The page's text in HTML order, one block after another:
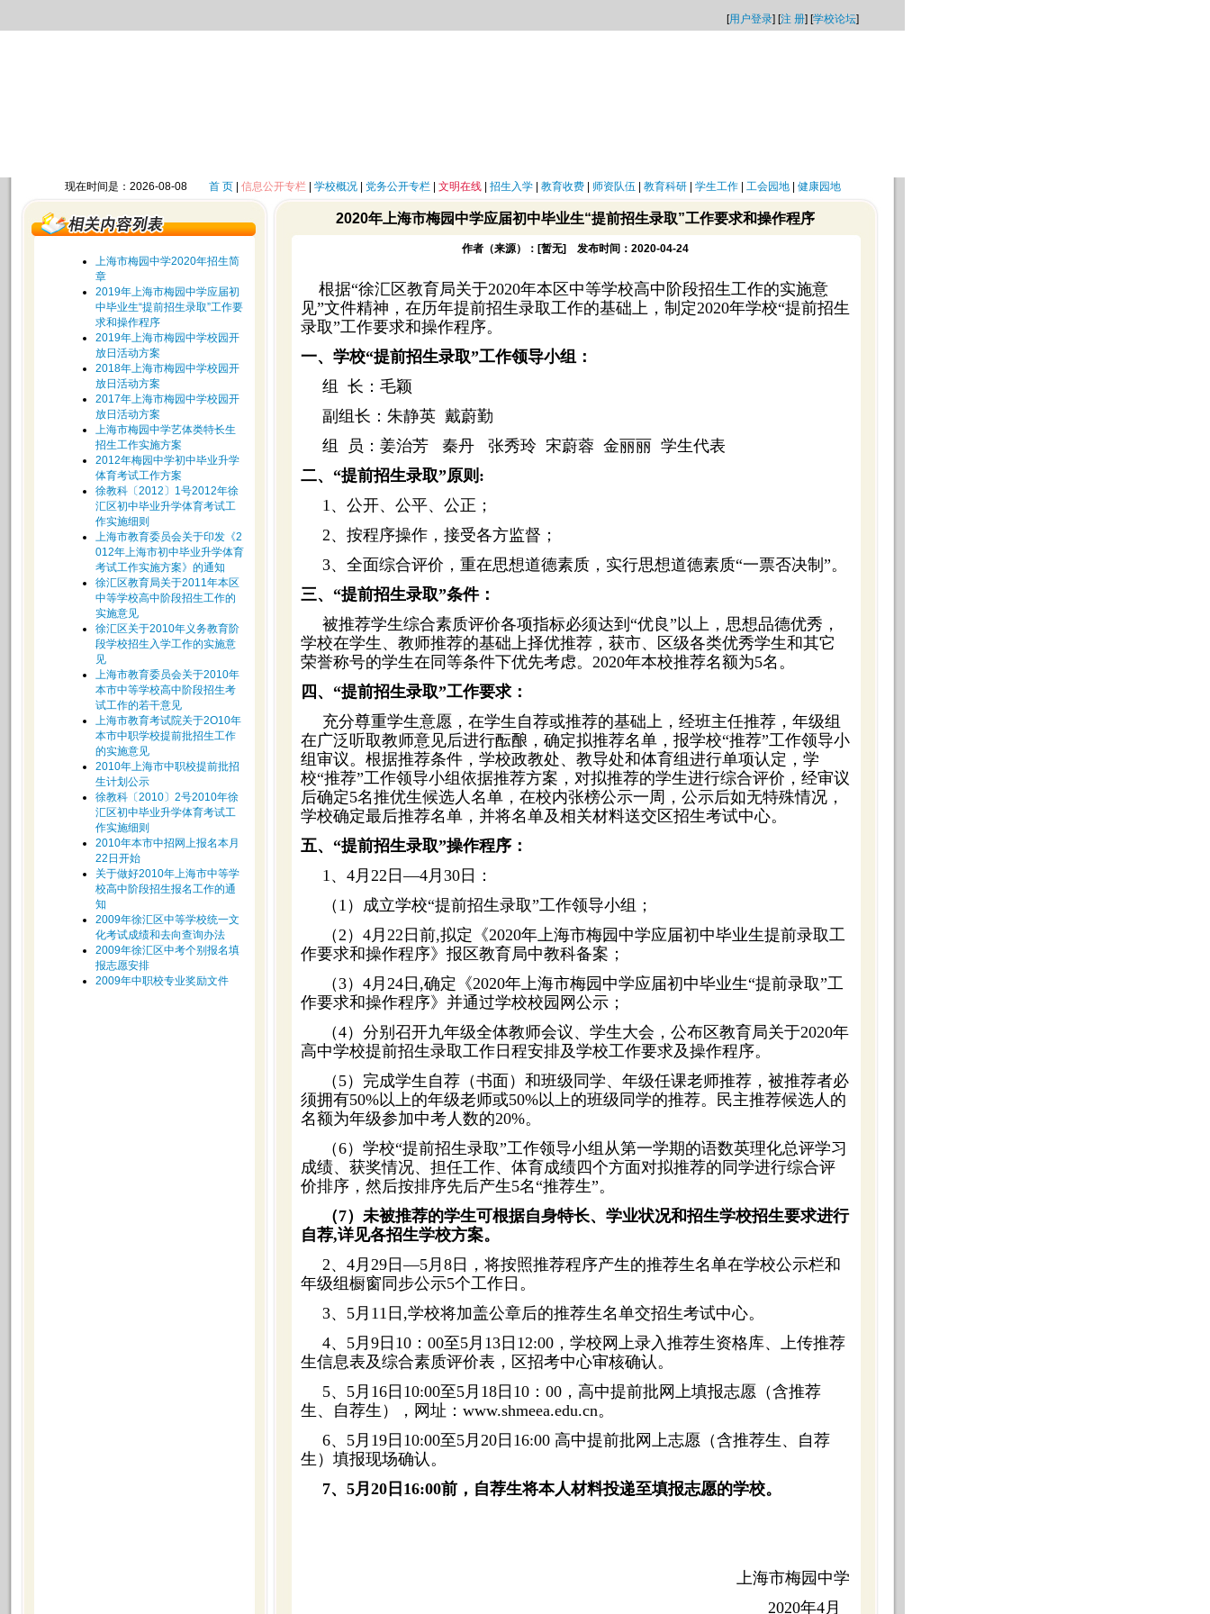
[用户登录] [注 册] [学校论坛]
现在时间是：2026-08-08 首 页| 信息公开专栏| 学校概况| 党务公开专栏| 文明在线| 招生入学| 教育收费| 师资队伍 教育科研| 学生工作| 工会园地| 健康园地
上海市梅园中学2020年招生简
章
2019年上海市梅园中学应届初
中毕业生“提前招生录取”工作要
求和操作程序
2019年上海市梅园中学校园开
放日活动方案
2018年上海市梅园中学校园开
放日活动方案
2017年上海市梅园中学校园开
放日活动方案
上海市梅园中学艺体类特长生
招生工作实施方案
2012年梅园中学初中毕业升学
体育考试工作方案
徐教科〔2012〕1号2012年徐
汇区初中毕业升学体育考试工
作实施细则
上海市教育委员会关于印发《2
012年上海市初中毕业升学体育
考试工作实施方案》的通知
徐汇区教育局关于2011年本区
中等学校高中阶段招生工作的
实施意见
徐汇区关于2010年义务教育阶
段学校招生入学工作的实施意
见
上海市教育委员会关于2010年
本市中等学校高中阶段招生考
试工作的若干意见
上海市教育考试院关于2O10年
本市中职学校提前批招生工作
的实施意见
2010年上海市中职校提前批招
生计划公示
徐教科〔2010〕2号2010年徐
汇区初中毕业升学体育考试工
作实施细则
2010年本市中招网上报名本月
22日开始
关于做好2010年上海市中等学
校高中阶段招生报名工作的通
知
2009年徐汇区中等学校统一文
化考试成绩和去向查询办法
2009年徐汇区中考个别报名填
报志愿安排
2009年中职校专业奖励文件
2020年上海市梅园中学应届初中毕业生“提前招生录取”工作要求和操作程序
作者（来源）：[暂无] 发布时间：2020-04-24
根据“徐汇区教育局关于2020年本区中等学校高中阶段招生工作的实施意
见”文件精神，在历年提前招生录取工作的基础上，制定2020年学校“提前招生
录取”工作要求和操作程序。
一、学校“提前招生录取”工作领导小组：
组 长：毛颖
副组长：朱静英 戴蔚勤
组 员：姜治芳 秦丹 张秀玲 宋蔚蓉 金丽丽 学生代表
二、“提前招生录取”原则:
1、公开、公平、公正；
2、按程序操作，接受各方监督；
3、全面综合评价，重在思想道德素质，实行思想道德素质“一票否决制”。
三、“提前招生录取”条件：
被推荐学生综合素质评价各项指标必须达到“优良”以上，思想品德优秀，
学校在学生、教师推荐的基础上择优推荐，获市、区级各类优秀学生和其它
荣誉称号的学生在同等条件下优先考虑。2020年本校推荐名额为5名。
四、“提前招生录取”工作要求：
充分尊重学生意愿，在学生自荐或推荐的基础上，经班主任推荐，年级组
在广泛听取教师意见后进行酝酿，确定拟推荐名单，报学校“推荐”工作领导小
组审议。根据推荐条件，学校政教处、教导处和体育组进行单项认定，学
校“推荐”工作领导小组依据推荐方案，对拟推荐的学生进行综合评价，经审议
后确定5名推优生候选人名单，在校内张榜公示一周，公示后如无特殊情况，
学校确定最后推荐名单，并将名单及相关材料送交区招生考试中心。
五、“提前招生录取”操作程序：
1、4月22日—4月30日：
（1）成立学校“提前招生录取”工作领导小组；
（2）4月22日前,拟定《2020年上海市梅园中学应届初中毕业生提前录取工
作要求和操作程序》报区教育局中教科备案；
（3）4月24日,确定《2020年上海市梅园中学应届初中毕业生“提前录取”工
作要求和操作程序》并通过学校校园网公示；
（4）分别召开九年级全体教师会议、学生大会，公布区教育局关于2020年
高中学校提前招生录取工作日程安排及学校工作要求及操作程序。
（5）完成学生自荐（书面）和班级同学、年级任课老师推荐，被推荐者必
须拥有50%以上的年级老师或50%以上的班级同学的推荐。民主推荐候选人的
名额为年级参加中考人数的20%。
（6）学校“提前招生录取”工作领导小组从第一学期的语数英理化总评学习
成绩、获奖情况、担任工作、体育成绩四个方面对拟推荐的同学进行综合评
价排序，然后按排序先后产生5名“推荐生”。
（7）未被推荐的学生可根据自身特长、学业状况和招生学校招生要求进行
自荐,详见各招生学校方案。
2、4月29日—5月8日，将按照推荐程序产生的推荐生名单在学校公示栏和
年级组橱窗同步公示5个工作日。
3、5月11日,学校将加盖公章后的推荐生名单交招生考试中心。
4、5月9日10：00至5月13日12:00，学校网上录入推荐生资格库、上传推荐
生信息表及综合素质评价表，区招考中心审核确认。
5、5月16日10:00至5月18日10：00，高中提前批网上填报志愿（含推荐
生、自荐生），网址：www.shmeea.edu.cn。
6、5月19日10:00至5月20日16:00 高中提前批网上志愿（含推荐生、自荐
生）填报现场确认。
7、5月20日16:00前，自荐生将本人材料投递至填报志愿的学校。
上海市梅园中学
2020年4月